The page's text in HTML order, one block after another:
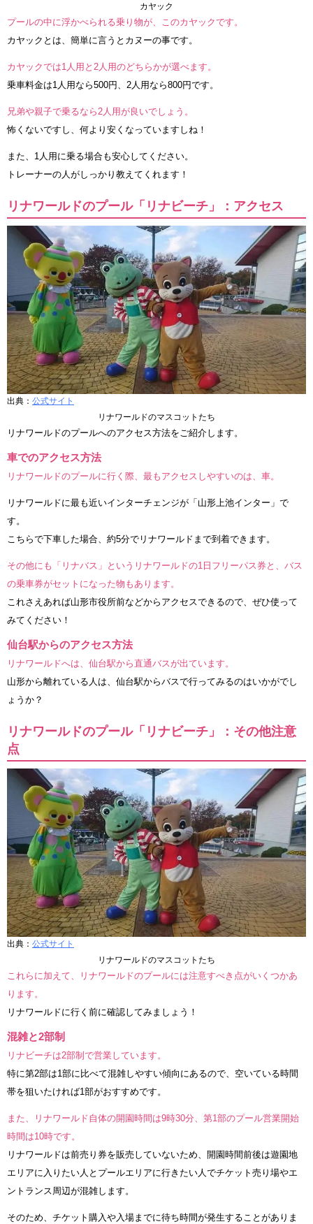
カヤック
プールの中に浮かべられる乗り物が、このカヤックです。
カヤックとは、簡単に言うとカヌーの事です。
カヤックでは1人用と2人用のどちらかが選べます。
乗車料金は1人用なら500円、2人用なら800円です。
兄弟や親子で乗るなら2人用が良いでしょう。
怖くないですし、何より安くなっていますしね！
また、1人用に乗る場合も安心してください。
トレーナーの人がしっかり教えてくれます！
リナワールドのプール「リナビーチ」：アクセス
出典： 公式サイト
リナワールドのマスコットたち
リナワールドのプールへのアクセス方法をご紹介します。
車でのアクセス方法
リナワールドのプールに行く際、最もアクセスしやすいのは、車。
リナワールドに最も近いインターチェンジが「山形上池インター」で
す。
こちらで下車した場合、約5分でリナワールドまで到着できます。
その他にも「リナバス」というリナワールドの1日フリーパス券と、バス
の乗車券がセットになった物もあります。
これさえあれば山形市役所前などからアクセスできるので、ぜひ使って
みてください！
仙台駅からのアクセス方法
リナワールドへは、仙台駅から直通バスが出ています。
山形から離れている人は、仙台駅からバスで行ってみるのはいかがでし
ょうか？
リナワールドのプール「リナビーチ」：その他注意
点
出典： 公式サイト
リナワールドのマスコットたち
これらに加えて、リナワールドのプールには注意すべき点がいくつかあ
ります。
リナワールドに行く前に確認してみましょう！
混雑と2部制
リナビーチは2部制で営業しています。
特に第2部は1部に比べて混雑しやすい傾向にあるので、空いている時間
帯を狙いたければ1部がおすすめです。
また、リナワールド自体の開園時間は9時30分、第1部のプール営業開始
時間は10時です。
リナワールドは前売り券を販売していないため、開園時間前後は遊園地
エリアに入りたい人とプールエリアに行きたい人でチケット売り場やエ
ントランス周辺が混雑します。
そのため、チケット購入や入場までに待ち時間が発生することがありま